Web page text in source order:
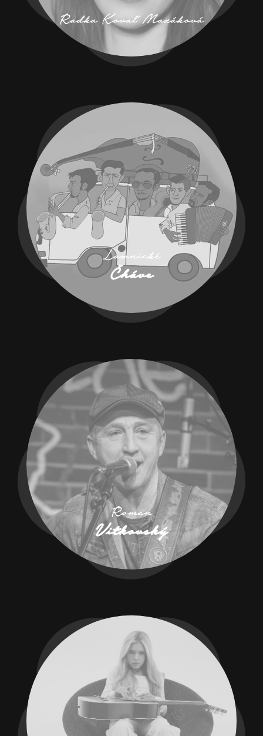
Radka Kovaľ Mazáková
Lomnické
Čháve
Roman
Vitkovský